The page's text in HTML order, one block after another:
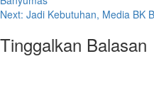
navigation
Next: Jadi Kebutuhan, Media BK
Tinggalkan Balasan